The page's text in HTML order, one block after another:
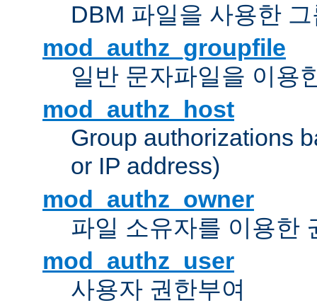
DBM 파일을 사용한
mod_authz_groupfile
일반 문자파일을 이용
mod_authz_host
Group authorizations
or IP address)
mod_authz_owner
파일 소유자를 이용한
mod_authz_user
사용자 권한부여